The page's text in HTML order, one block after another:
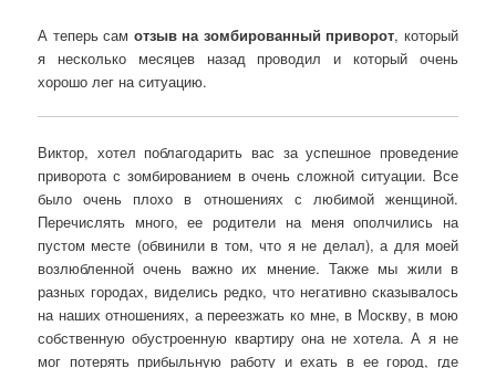
А теперь сам отзыв на зомбированный приворот, который
я несколько месяцев назад проводил и который очень
хорошо лег на ситуацию.
Виктор, хотел поблагодарить вас за успешное проведение
приворота с зомбированием в очень сложной ситуации. Все
было очень плохо в отношениях с любимой женщиной.
Перечислять много, ее родители на меня ополчились на
пустом месте (обвинили в том, что я не делал), а для моей
возлюбленной очень важно их мнение. Также мы жили в
разных городах, виделись редко, что негативно сказывалось
на наших отношениях, а переезжать ко мне, в Москву, в мою
собственную обустроенную квартиру она не хотела. А я не
мог потерять прибыльную работу и ехать в ее город, где